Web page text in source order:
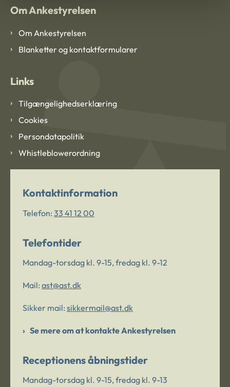
Om Ankestyrelsen
Om Ankestyrelsen
Blanketter og kontaktformularer
Links
Tilgængelighedserklæring
Cookies
Persondatapolitik
Whistleblowerordning
Kontaktinformation
Telefon: 33 41 12 00
Telefontider
Mandag-torsdag kl. 9-15, fredag kl. 9-12
Mail: ast@ast.dk
Sikker mail: sikkermail@ast.dk
Se mere om at kontakte Ankestyrelsen
Receptionens åbningstider
Mandag-torsdag kl. 9-15, fredag kl. 9-13